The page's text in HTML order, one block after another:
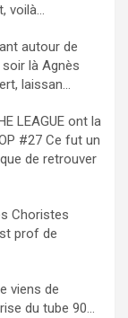
voilà...
autour de
soir là Agnès
laissan...
LEAGUE ont la
#27 Ce fut un
de retrouver
Choristes
prof de
viens de
du tube 90...